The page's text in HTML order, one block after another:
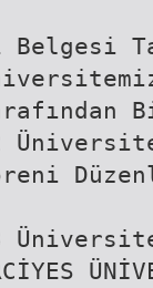
Belgesi